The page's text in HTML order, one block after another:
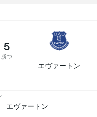
5
勝つ
エヴァートン
エヴァートン